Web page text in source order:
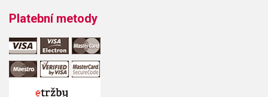
Platební metody